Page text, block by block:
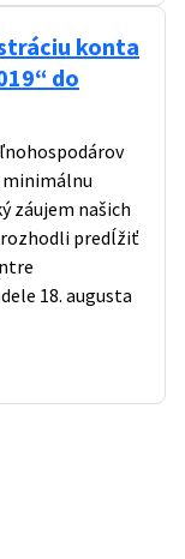
konta
do
minimálnu
záujem našich
rozhodli predĺžiť
18. augusta